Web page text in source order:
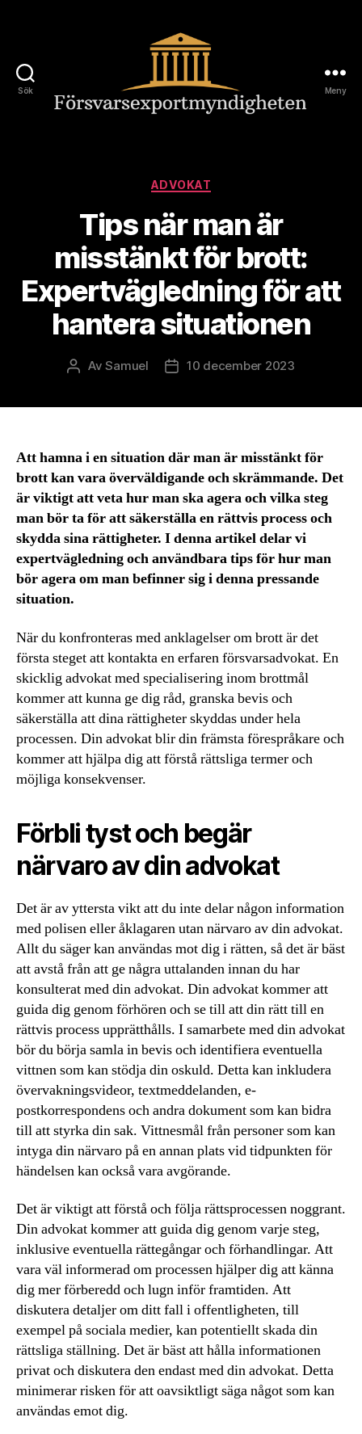
Sök Meny
Kategorier
ADVOKAT
Tips när man är
misstänkt för brott:
Expertvägledning för att
hantera situationen
Inläggsförfattare
AvSamuel Inläggsdatum
10 december 2023
Att hamna i en situation där man är misstänkt för
brott kan vara överväldigande och skrämmande. Det
är viktigt att veta hur man ska agera och vilka steg
man bör ta för att säkerställa en rättvis process och
skydda sina rättigheter. I denna artikel delar vi
expertvägledning och användbara tips för hur man
bör agera om man befinner sig i denna pressande
situation.
När du konfronteras med anklagelser om brott är det
första steget att kontakta en erfaren försvarsadvokat. En
skicklig advokat med specialisering inom brottmål
kommer att kunna ge dig råd, granska bevis och
säkerställa att dina rättigheter skyddas under hela
processen. Din advokat blir din främsta förespråkare och
kommer att hjälpa dig att förstå rättsliga termer och
möjliga konsekvenser.
Förbli tyst och begär
närvaro av din advokat
Det är av yttersta vikt att du inte delar någon information
med polisen eller åklagaren utan närvaro av din advokat.
Allt du säger kan användas mot dig i rätten, så det är bäst
att avstå från att ge några uttalanden innan du har
konsulterat med din advokat. Din advokat kommer att
guida dig genom förhören och se till att din rätt till en
rättvis process upprätthålls. I samarbete med din advokat
bör du börja samla in bevis och identifiera eventuella
vittnen som kan stödja din oskuld. Detta kan inkludera
övervakningsvideor, textmeddelanden, e-
postkorrespondens och andra dokument som kan bidra
till att styrka din sak. Vittnesmål från personer som kan
intyga din närvaro på en annan plats vid tidpunkten för
händelsen kan också vara avgörande.
Det är viktigt att förstå och följa rättsprocessen noggrant.
Din advokat kommer att guida dig genom varje steg,
inklusive eventuella rättegångar och förhandlingar. Att
vara väl informerad om processen hjälper dig att känna
dig mer förberedd och lugn inför framtiden. Att
diskutera detaljer om ditt fall i offentligheten, till
exempel på sociala medier, kan potentiellt skada din
rättsliga ställning. Det är bäst att hålla informationen
privat och diskutera den endast med din advokat. Detta
minimerar risken för att oavsiktligt säga något som kan
användas emot dig.